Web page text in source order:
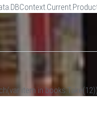
item in